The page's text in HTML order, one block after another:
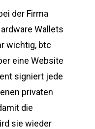
der Firma
Wallets
wichtig, btc
eine Website
signiert jede
privaten
die
sie wieder